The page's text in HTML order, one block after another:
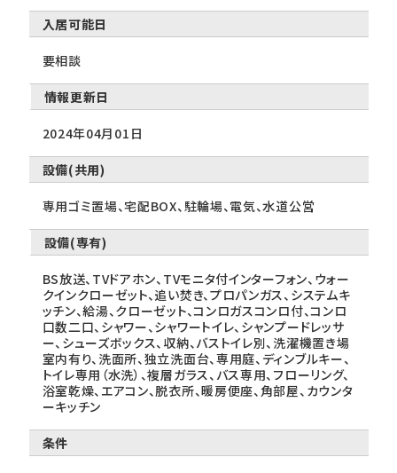
入居可能日
要相談
情報更新日
2024年04月01日
設備(共用)
専用ゴミ置場、宅配BOX、駐輪場、電気、水道公営
設備(専有)
BS放送、TVドアホン、TVモニタ付インターフォン、ウォー
クインクローゼット、追い焚き、プロパンガス、システムキ
ッチン、給湯、クローゼット、コンロガスコンロ付、コンロ
口数二口、シャワー、シャワートイレ、シャンプードレッサ
ー、シューズボックス、収納、バストイレ別、洗濯機置き場
室内有り、洗面所、独立洗面台、専用庭、ディンブルキー、
トイレ専用（水洗）、複層ガラス、バス専用、フローリング、
浴室乾燥、エアコン、脱衣所、暖房便座、角部屋、カウンタ
ーキッチン
条件